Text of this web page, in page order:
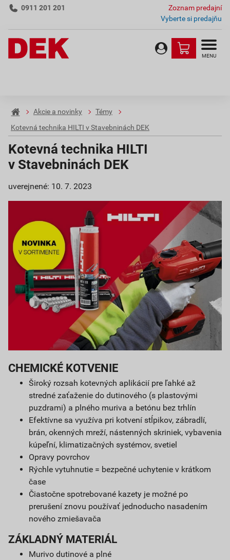
0911 201 201
Zoznam predajní
Vyberte si predajňu
MENU
Akcie a novinky
Témy
Kotevná technika HILTI v Stavebninách DEK
Kotevná technika HILTI
v Stavebninách DEK
uverejnené: 10. 7. 2023
CHEMICKÉ KOTVENIE
Široký rozsah kotevných aplikácií pre ľahké až
stredné zaťaženie do dutinového (s plastovými
puzdrami) a plného muriva a betónu bez trhlín
Efektívne sa využíva pri kotvení stĺpikov, zábradlí,
brán, okenných mreží, nástenných skriniek, vybavenia
kúpeľní, klimatizačných systémov, svetiel
Opravy povrchov
Rýchle vytuhnutie = bezpečné uchytenie v krátkom
čase
Čiastočne spotrebované kazety je možné po
prerušení znovu používať jednoducho nasadením
nového zmiešavača
ZÁKLADNÝ MATERIÁL
Murivo dutinové a plné